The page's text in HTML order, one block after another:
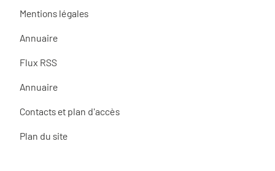
Mentions légales
Annuaire
Flux RSS
Annuaire
Contacts et plan d'accès
Plan du site